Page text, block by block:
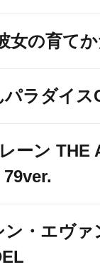
女の育て
ラダイス
ーン THE
・エヴァ